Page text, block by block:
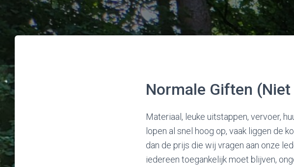
Normale Giften
Materiaal, leuke uitstappen, vervoer,
lopen al snel hoog op, vaak liggen de
dan de prijs die wij vragen aan onze
iedereen toegankelijk moet blijven,